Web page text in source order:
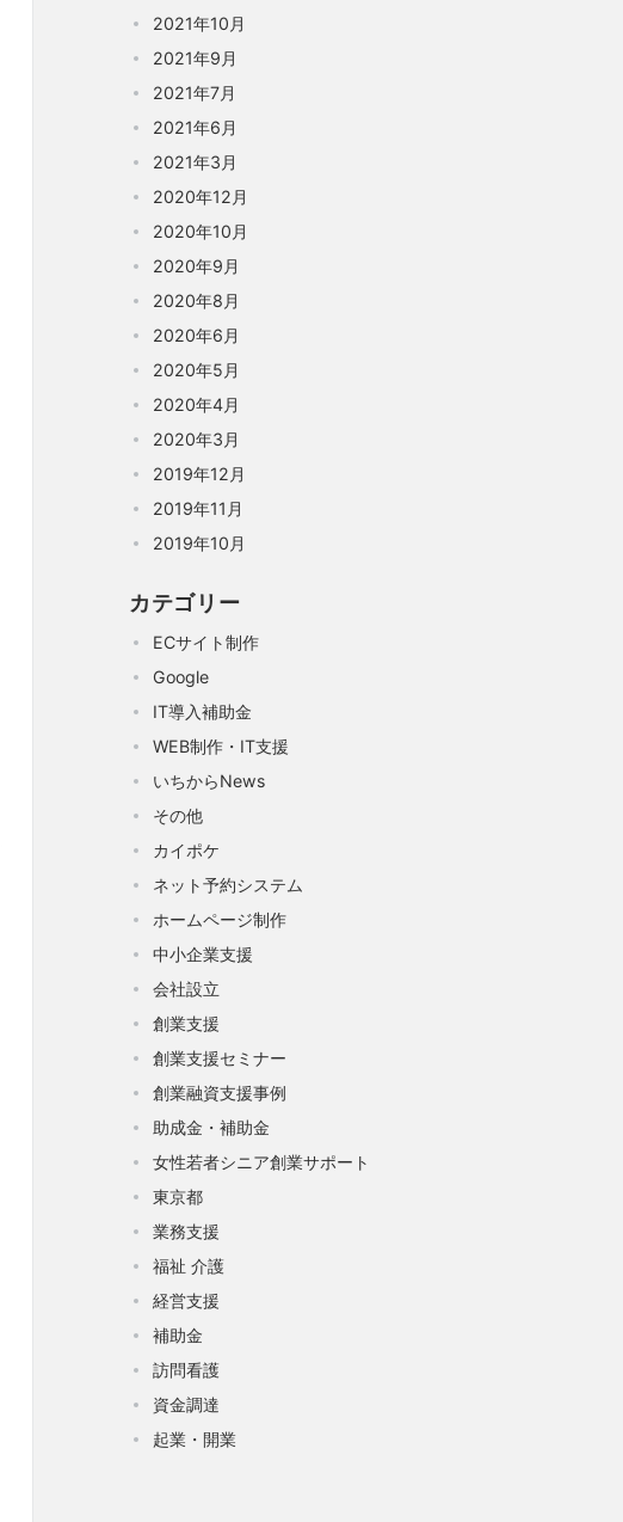
2021年10月
2021年9月
2021年7月
2021年6月
2021年3月
2020年12月
2020年10月
2020年9月
2020年8月
2020年6月
2020年5月
2020年4月
2020年3月
2019年12月
2019年11月
2019年10月
カテゴリー
ECサイト制作
Google
IT導入補助金
WEB制作・IT支援
いちからNews
その他
カイポケ
ネット予約システム
ホームページ制作
中小企業支援
会社設立
創業支援
創業支援セミナー
創業融資支援事例
助成金・補助金
女性若者シニア創業サポート
東京都
業務支援
福祉 介護
経営支援
補助金
訪問看護
資金調達
起業・開業